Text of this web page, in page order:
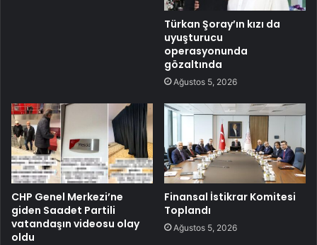
Türkan Şoray’ın kızı da
uyuşturucu
operasyonunda
gözaltında
Ağustos 5, 2026
CHP Genel Merkezi’ne
giden Saadet Partili
vatandaşın videosu olay
oldu
Finansal İstikrar Komitesi
Toplandı
Ağustos 5, 2026